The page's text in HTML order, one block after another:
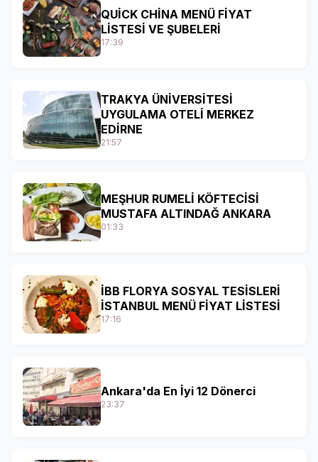
QUİCK CHİNA MENÜ FİYAT
LİSTESİ VE ŞUBELERİ
17:39
TRAKYA ÜNİVERSİTESİ
UYGULAMA OTELİ MERKEZ
EDİRNE
21:57
MEŞHUR RUMELİ KÖFTECİSİ
MUSTAFA ALTINDAĞ ANKARA
01:33
İBB FLORYA SOSYAL TESİSLERİ
İSTANBUL MENÜ FİYAT LİSTESİ
17:16
Ankara'da En İyi 12 Dönerci
23:37